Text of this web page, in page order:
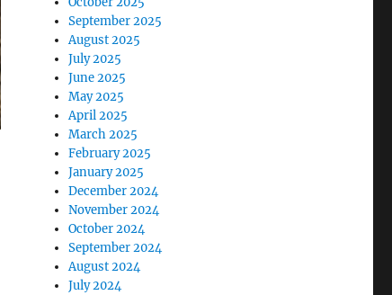
September 2025
August 2025
July 2025
June 2025
May 2025
April 2025
March 2025
February 2025
January 2025
December 2024
November 2024
October 2024
September 2024
August 2024
July 2024